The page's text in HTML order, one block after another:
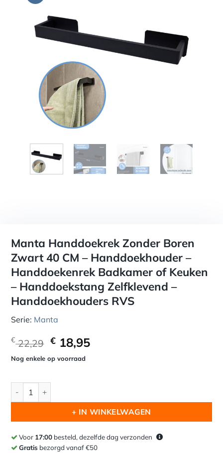
Manta Handdoekrek Zonder Boren
Zwart 40 CM – Handdoekhouder –
Handdoekenrek Badkamer of Keuken
– Handdoekstang Zelfklevend –
Handdoekhouders RVS
Serie: Manta
€22,29 Oorspronkelijke
prijs
was:
€ 18,95Huidige
Nog enkele op voorraad
Manta Handdoekrek Zonder Boren Zwart 40 CM -
+ IN WINKELWAGEN
Voor 17:00 besteld, dezelfde dag verzonden
Gratis bezorgd vanaf €50